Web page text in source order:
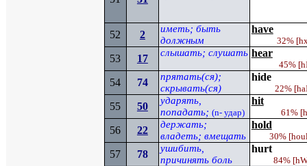
52 2
иметь; быть
должным
have
32%
53 17 слышать; слушать hear
45%
54 74
прятать(ся);
скрывать(ся)
hide
22%
55 50
ударять,
попадать; (n- удар)
hit
61% [
56 22
держать;
владеть; вмещать
hold
30%
57 78
ушибить,
причинять боль
hurt
84% [